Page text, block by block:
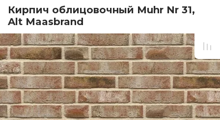
Кирпич облицовочный Muhr Nr 31,
Alt Maasbrand